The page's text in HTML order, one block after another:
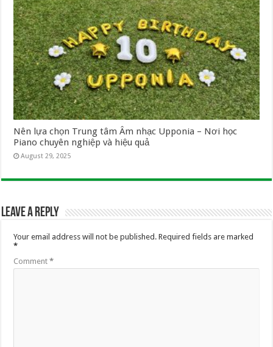
Nên lựa chọn Trung tâm Âm nhạc Upponia – Nơi học
Piano chuyên nghiệp và hiệu quả
August 29, 2025
Leave a Reply
Your email address will not be published. Required fields are marked
*
Comment*